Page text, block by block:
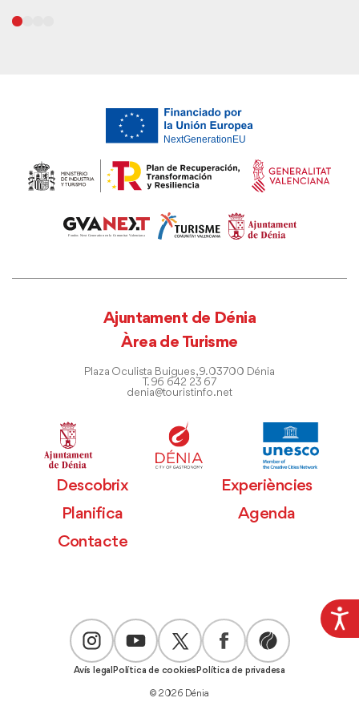
Ajuntament de Dénia
Àrea de Turisme
Plaza Oculista Buigues, 9. 03700 Dénia
T. 96 642 23 67
denia@touristinfo.net
Descobrix
Experiències
Planifica
Agenda
Contacte
Avís legalPolítica de cookiesPolítica de privadesa
© 2026 Dénia